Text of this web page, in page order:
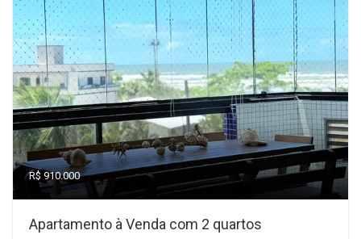
R$ 910.000
Apartamento à Venda com 2 quartos